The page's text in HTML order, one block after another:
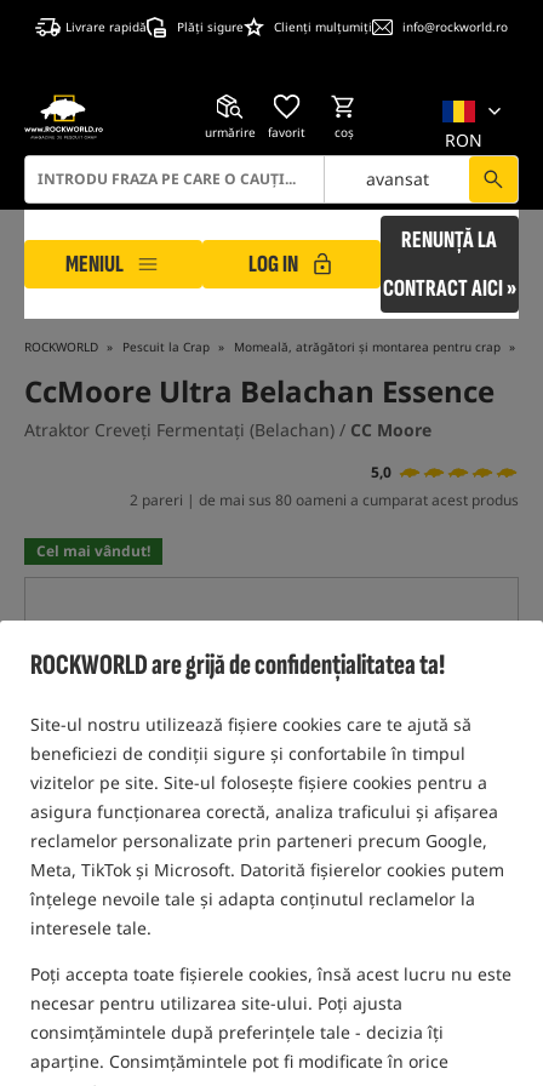
ROCKWORLD are grijă de confidențialitatea ta!
Site-ul nostru utilizează fișiere cookies care te ajută să
beneficiezi de condiții sigure și confortabile în timpul
vizitelor pe site. Site-ul folosește fișiere cookies pentru a
asigura funcționarea corectă, analiza traficului și afișarea
reclamelor personalizate prin parteneri precum Google,
Meta, TikTok și Microsoft. Datorită fișierelor cookies putem
înțelege nevoile tale și adapta conținutul reclamelor la
interesele tale.
Poți accepta toate fișierele cookies, însă acest lucru nu este
necesar pentru utilizarea site-ului. Poți ajusta
consimțămintele după preferințele tale - decizia îți
aparține. Consimțămintele pot fi modificate în orice
Livrare rapidă Plăți sigure Clienți mulțumiți info@rockworld.ro
RON
urmărire favorit coş
avansat
MENIUL LOG IN
RENUNȚĂ LA
CONTRACT AICI »
ROCKWORLD Pescuit la Crap Momeală, atrăgători și montarea pentru crap
CcMoore Ultra Belachan Essence
Atraktor Creveți Fermentați (Belachan) / CC Moore
5,0
2 pareri | de mai sus 80 oameni a cumparat acest produs
Cel mai vândut!